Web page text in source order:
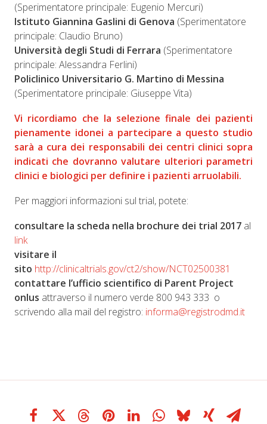
(Sperimentatore principale: Eugenio Mercuri)
Istituto Giannina Gaslini di Genova (Sperimentatore
principale: Claudio Bruno)
Università degli Studi di Ferrara (Sperimentatore
principale: Alessandra Ferlini)
Policlinico Universitario G. Martino di Messina
(Sperimentatore principale: Giuseppe Vita)
Vi ricordiamo che la selezione finale dei pazienti
pienamente idonei a partecipare a questo studio
sarà a cura dei responsabili dei centri clinici sopra
indicati che dovranno valutare ulteriori parametri
clinici e biologici per definire i pazienti arruolabili.
Per maggiori informazioni sul trial, potete:
consultare la scheda nella brochure dei trial 2017 al
link
visitare il
sito http://clinicaltrials.gov/ct2/show/NCT02500381
contattare l’ufficio scientifico di Parent Project
onlus attraverso il numero verde 800 943 333 o
scrivendo alla mail del registro: informa@registrodmd.it